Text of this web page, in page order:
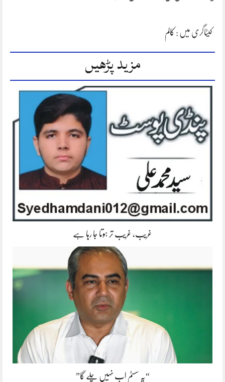
کیٹاگری میں : کالم
مزید پڑھیں
غریب، غریب تر ہوتا جا رہا ہے
“یہ سسٹم اب نہیں چلے گا”